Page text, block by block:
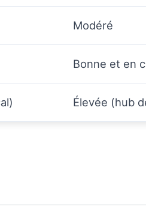
Modéré
Bonne et en
Élevée (hub